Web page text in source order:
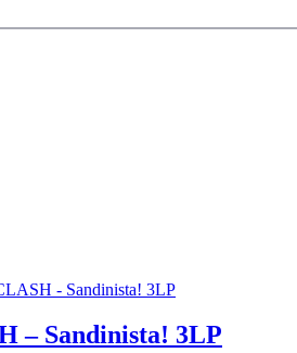
– Sandinista! 3LP